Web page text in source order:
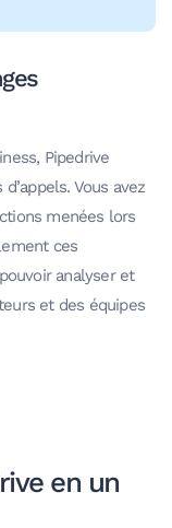
Pipedrive
Vous avez
menées lors
ces
analyser et
et des équipes
en un